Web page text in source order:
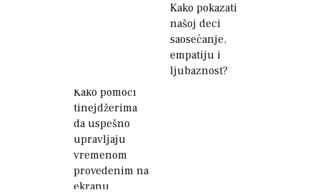
Kako pokazati
našoj deci
saosećanje,
empatiju i
ljubaznost?
Kako pomoći
tinejdžerima
da uspešno
upravljaju
vremenom
provedenim na
ekranu